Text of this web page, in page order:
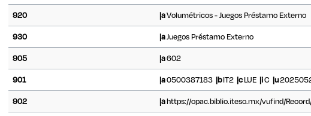
920
|aVolumétricos - Juegos Préstamo Externo
930
|aJuegos Préstamo Externo
905
|a602
901
|a0500387183 |bIT2 |cLUE |iC |u
902
|ahttps://opac.biblio.iteso.mx/vufind/